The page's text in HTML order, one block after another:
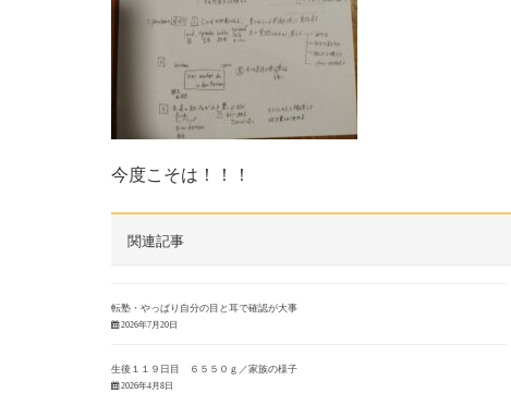
今度こそは！！！
関連記事
転塾・やっぱり自分の目と耳で確認が大事
2026年7月20日
生後１１９日目 ６５５０ｇ／家族の様子
2026年4月8日